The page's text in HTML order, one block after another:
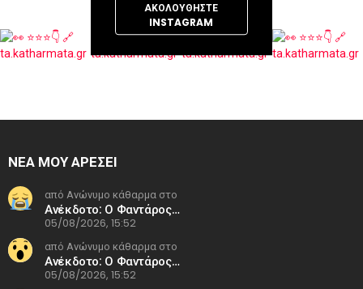
ΑΚΟΛΟΥΘΉΣΤΕ
INSTAGRAM
ΝΕΑ ΜΟΥ ΑΡΕΣΕΙ
από Ανώνυμο κάθαρμα στο
Ανέκδοτο: Ο Φαντάρος…
05/08/2026, 15:52
από Ανώνυμο κάθαρμα στο
Ανέκδοτο: Ο Φαντάρος…
05/08/2026, 15:52